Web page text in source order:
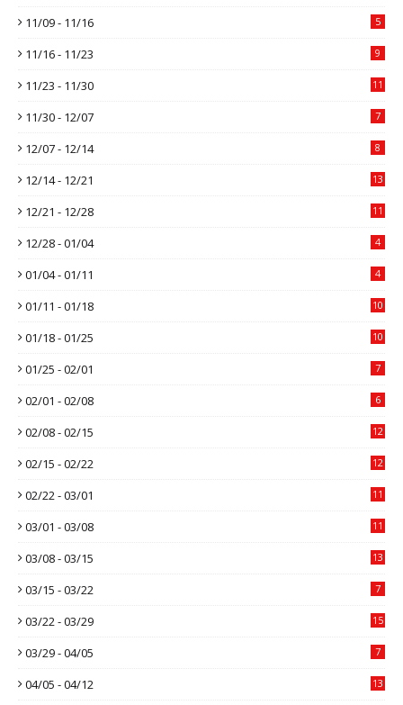
11/09 - 11/16 5
11/16 - 11/23 9
11/23 - 11/30 11
11/30 - 12/07 7
12/07 - 12/14 8
12/14 - 12/21 13
12/21 - 12/28 11
12/28 - 01/04 4
01/04 - 01/11 4
01/11 - 01/18 10
01/18 - 01/25 10
01/25 - 02/01 7
02/01 - 02/08 6
02/08 - 02/15 12
02/15 - 02/22 12
02/22 - 03/01 11
03/01 - 03/08 11
03/08 - 03/15 13
03/15 - 03/22 7
03/22 - 03/29 15
03/29 - 04/05 7
04/05 - 04/12 13